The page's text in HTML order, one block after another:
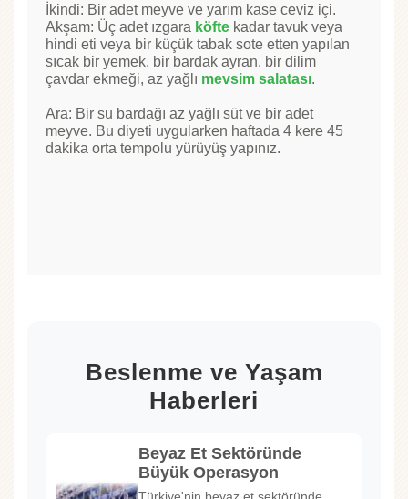
İkindi: Bir adet meyve ve yarım kase ceviz içi.
Akşam: Üç adet ızgara köfte kadar tavuk veya
hindi eti veya bir küçük tabak sote etten yapılan
sıcak bir yemek, bir bardak ayran, bir dilim
çavdar ekmeği, az yağlı mevsim salatası.
Ara: Bir su bardağı az yağlı süt ve bir adet
meyve. Bu diyeti uygularken haftada 4 kere 45
dakika orta tempolu yürüyüş yapınız.
Beslenme ve Yaşam
Haberleri
Beyaz Et Sektöründe
Büyük Operasyon